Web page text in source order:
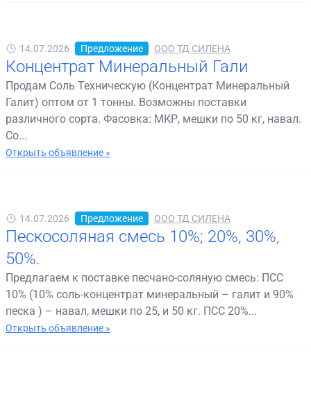
14.07.2026 Предложение ООО ТД СИЛЕНА
Концентрат Минеральный Гали
Продам Соль Техническую (Концентрат Минеральный
Галит) оптом от 1 тонны. Возможны поставки
различного сорта. Фасовка: МКР, мешки по 50 кг, навал.
Со...
Открыть объявление »
14.07.2026 Предложение ООО ТД СИЛЕНА
Пескосоляная смесь 10%; 20%, 30%,
50%.
Предлагаем к поставке песчано-соляную смесь: ПСС
10% (10% соль-концентрат минеральный – галит и 90%
песка ) – навал, мешки по 25, и 50 кг. ПСС 20%...
Открыть объявление »